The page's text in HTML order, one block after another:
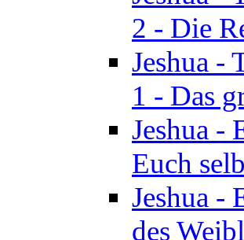
2 - Die
Jeshua -
1 - Das
Jeshua -
Euch
Jeshua -
des